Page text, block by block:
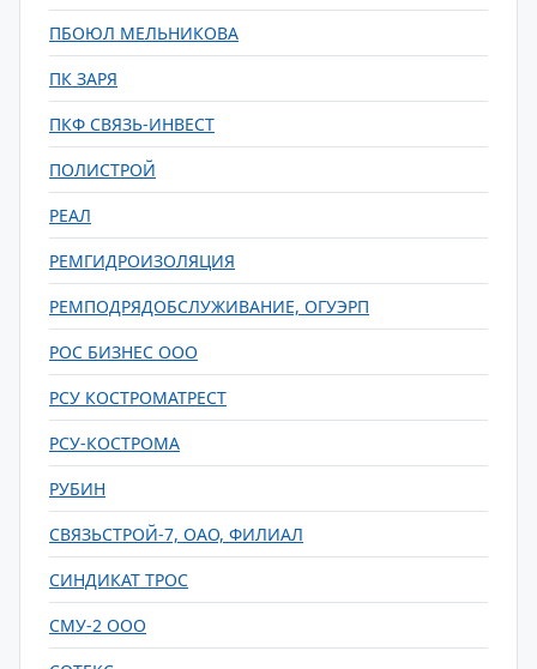
ПБОЮЛ МЕЛЬНИКОВА
ПК ЗАРЯ
ПКФ СВЯЗЬ-ИНВЕСТ
ПОЛИСТРОЙ
РЕАЛ
РЕМГИДРОИЗОЛЯЦИЯ
РЕМПОДРЯДОБСЛУЖИВАНИЕ, ОГУЭРП
РОС БИЗНЕС ООО
РСУ КОСТРОМАТРЕСТ
РСУ-КОСТРОМА
РУБИН
СВЯЗЬСТРОЙ-7, ОАО, ФИЛИАЛ
СИНДИКАТ ТРОС
СМУ-2 ООО